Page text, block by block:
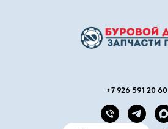
+7 926 591 20 60